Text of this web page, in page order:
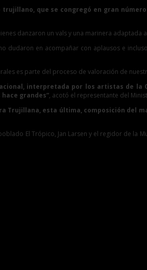
que se congregó en gran
danzaron un vals y una marinera adaptada
dudaron en acompañar con aplausos e
es parte del proceso de valoración de
interpretada por los artistas de la
grandes”, acotó el representante del
Trujillana, esta última, composición del
El Trópico, Jan Larsen y el regidor de la